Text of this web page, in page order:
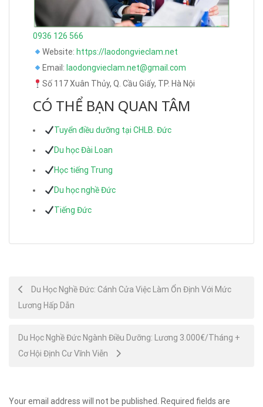
0936 126 566
Website: https://laodongvieclam.net
Email: laodongvieclam.net@gmail.com
Số 117 Xuân Thủy, Q. Cầu Giấy, TP. Hà Nội
CÓ THỂ BẠN QUAN TÂM
Tuyển điều dưỡng tại CHLB. Đức
Du học Đài Loan
Học tiếng Trung
Du học nghề Đức
Tiếng Đức
Post
navigation
Du Học Nghề Đức: Cánh Cửa Việc Làm Ổn Định Với Mức
Lương Hấp Dẫn
Du Học Nghề Đức Ngành Điều Dưỡng: Lương 3.000€/Tháng +
Cơ Hội Định Cư Vĩnh Viễn
Your email address will not be published. Required fields are